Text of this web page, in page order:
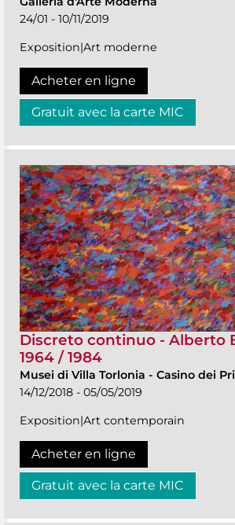
24/01 - 10/11/2019
Exposition|Art moderne
Acheter en ligne
Gratuit avec la carte MIC
Discreto continuo - Alberto
1964 / 1984
Musei di Villa Torlonia - Casino dei
14/12/2018 - 05/05/2019
Exposition|Art contemporain
Acheter en ligne
Gratuit avec la carte MIC